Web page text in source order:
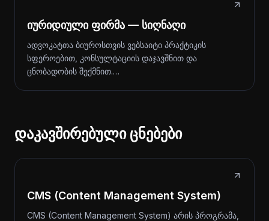
იურიდიული ფირმა — სიღნაღი
ადვოკატთა ბიუროსთვის ვებსაიტი პრაქტიკის
სფეროებით, კონსულტაციის დაჯავშნით და
ცნობადობის შექმნით.…
დაკავშირებული ცნებები
CMS (Content Management System)
CMS (Content Management System) არის პროგრამა,